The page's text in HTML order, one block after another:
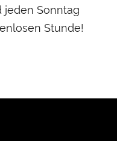
jeden Sonntag
Stunde!